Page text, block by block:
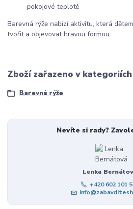
pokojové teplotě
Barevná rýže nabízí aktivitu, která
tvořit a objevovat hravou formou.
Zboží zařazeno v kategoriích
Barevná rýže
Nevíte si rady?
Lenka
+420 602 101